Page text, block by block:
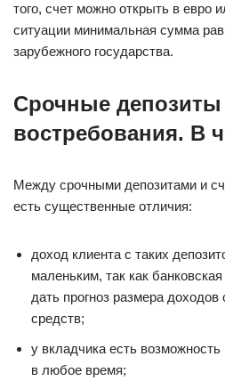
того, счет можно открыть в евро
ситуации минимальная сумма
зарубежного государства.
Срочные депозиты
востребования. В
Между срочными депозитами и
есть существенные отличия:
доход клиента с таких
маленьким, так как
дать прогноз размера
средств;
у вкладчика есть возможность
в любое время;